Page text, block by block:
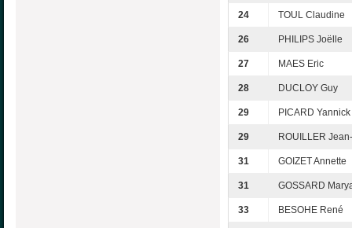
24 TOUL Claudine
26 PHILIPS Joëlle
27 MAES Eric
28 DUCLOY Guy
29 PICARD Yannick
29 ROUILLER
31 GOIZET Annette
31 GOSSARD
33 BESOHE René